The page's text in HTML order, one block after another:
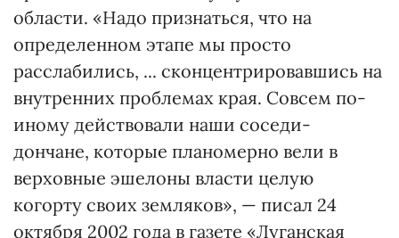
области. «Надо признаться, что на
определенном этапе мы просто
расслабились, ... сконцентрировавшись на
внутренних проблемах края. Совсем по-
иному действовали наши соседи-
дончане, которые планомерно вели в
верховные эшелоны власти целую
когорту своих земляков», — писал 24
октября 2002 года в газете «Луганская